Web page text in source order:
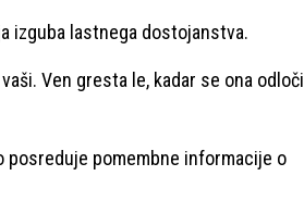
izguba lastnega dostojanstva.
Ven gresta le, kadar se ona odloči
posreduje pomembne informacije o